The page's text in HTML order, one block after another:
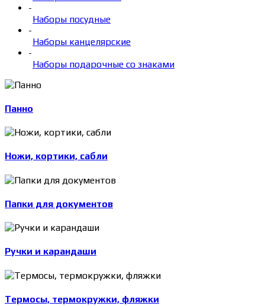
-
Наборы посудные
-
Наборы канцелярские
-
Наборы подарочные со знаками
Панно
Ножи, кортики, сабли
Папки для документов
Ручки и карандаши
Термосы, термокружки, фляжки